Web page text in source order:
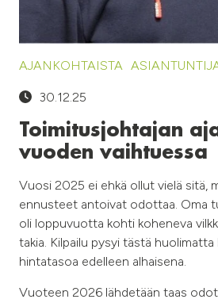
AJANKOHTAISTA
30.12.25
Toimitusjohtajan
vuoden vaihtuessa
Vuosi 2025 ei ehkä ollut vielä sitä,
ennusteet antoivat odottaa. Oma
oli loppuvuotta kohti koheneva
takia. Kilpailu pysyi tästä huolimatta
hintatasoa edelleen alhaisena.
Vuoteen 2026 lähdetään taas